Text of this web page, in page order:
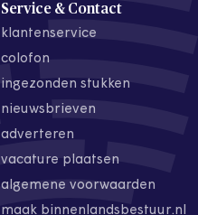
Service & Contact
klantenservice
colofon
ingezonden stukken
nieuwsbrieven
adverteren
vacature plaatsen
algemene voorwaarden
maak binnenlandsbestuur.nl